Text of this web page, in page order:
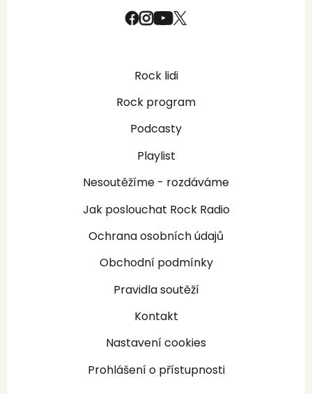
Rock lidi
Rock program
Podcasty
Playlist
Nesoutěžíme - rozdáváme
Jak poslouchat Rock Radio
Ochrana osobních údajů
Obchodní podmínky
Pravidla soutěží
Kontakt
Nastavení cookies
Prohlášení o přístupnosti